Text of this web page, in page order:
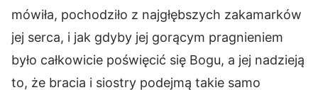
mówiła, pochodziło z najgłębszych zakamarków
jej serca, i jak gdyby jej gorącym pragnieniem
było całkowicie poświęcić się Bogu, a jej nadzieją
to, że bracia i siostry podejmą takie samo